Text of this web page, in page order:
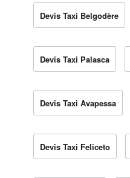
Devis Taxi Belgodère
Devis Taxi Palasca
Devis Taxi Avapessa
Devis Taxi Feliceto